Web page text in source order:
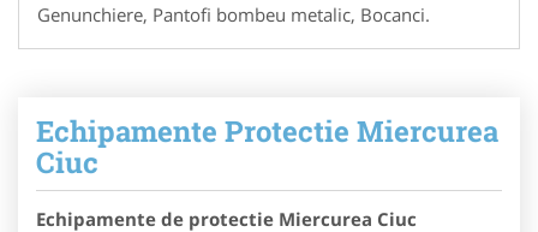
Genunchiere, Pantofi bombeu metalic, Bocanci.
Echipamente Protectie Miercurea
Ciuc
Echipamente de protectie Miercurea Ciuc